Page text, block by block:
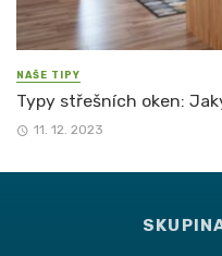
NAŠE TIPY
Typy střešních oken:
11. 12. 2023